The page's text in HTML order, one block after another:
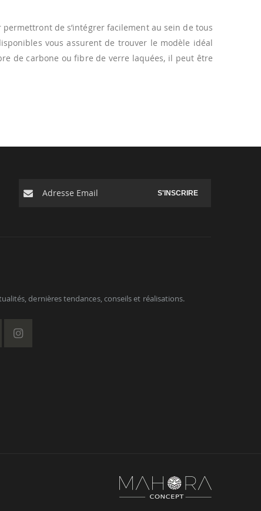
de s’intégrer facilement au sein de tous
vous assurent de trouver le modèle idéal
de carbone ou fibre de verre laquées, il peut être
S'INSCRIRE
dernières tendances, conseils et réalisations.